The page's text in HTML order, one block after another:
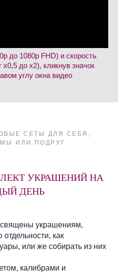
до 1080p FHD) и скорость
до х2), кликнув значок
углу окна видео
СЕТЫ ДЛЯ СЕБЯ,
ИЛИ ПОДРУГ
УКРАШЕНИЙ НА
ДЕНЬ
украшениям,
как
или же собирать из них
калибрами и